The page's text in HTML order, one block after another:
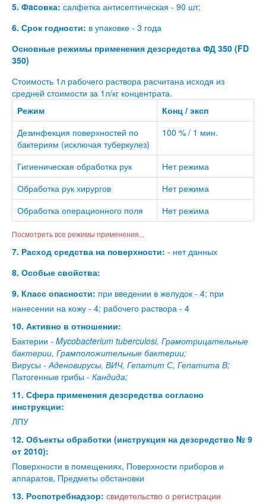
5. Фacовка: салфетка антисептическая - 90 шт;
6. Срок годности: в упаковке - 3 года
Основные режимы применения дезсредства ФД 350 (FD
350)
Стоимость 1л рабочего раствора расчитана исходя из
средней стоимости за 1л/кг концентрата.
Режим
Конц / эксп
Дезинфекция поверхностей по
бактериям (исключая туберкулез)
100 % / 1 мин.
Гигиеническая обработка рук
Нет режима
Обработка рук хирургов
Нет режима
Обработка операционного поля
Нет режима
Посмотреть все режимы применения...
7. Расход средства на поверхности: - нет данных
8. Особые свойства:
9. Класс опасности: при введении в желудок - 4; при
нанесении на кожу - 4; рабочего раствора - 4
10. Активно в отношении:
Бактерии - Mycobacterium tuberculosi, Грамотрицательные
бактерии, Грамположительные бактерии;
Вирусы -Аденовирусы, ВИЧ, Гепатит С, Гепатита В;
Патогенные грибы - Кандида;
11. Сфера применения дезсредства согласно
инструкции:
ЛПУ
12. Объекты обработки (инструкция на дезсредство № 9
от 2010):
Поверхности в помещениях, Поверхности приборов и
аппаратов, Предметы обстановки
13. Роспотребнадзор: свидетельство о регистрации